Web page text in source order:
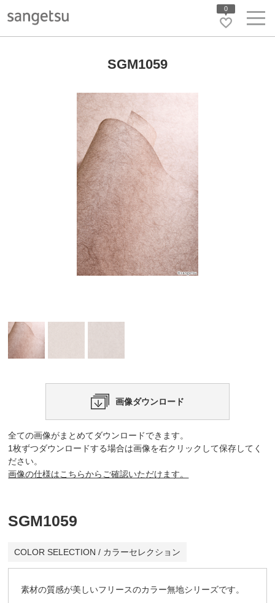
0
SGM1059
画像ダウンロード
全ての画像がまとめてダウンロードできます。
1枚ずつダウンロードする場合は画像を右クリックして保存してく
ださい。
画像の仕様はこちらからご確認いただけます。
SGM1059
COLOR SELECTION / カラーセレクション
素材の質感が美しいフリースのカラー無地シリーズです。